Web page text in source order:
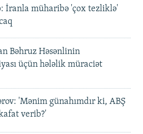
İranla müharibə 'çox tezliklə'
Bəhruz Həsənlinin
üçün hələlik müraciət
'Mənim günahımdır ki, ABŞ
verib?'